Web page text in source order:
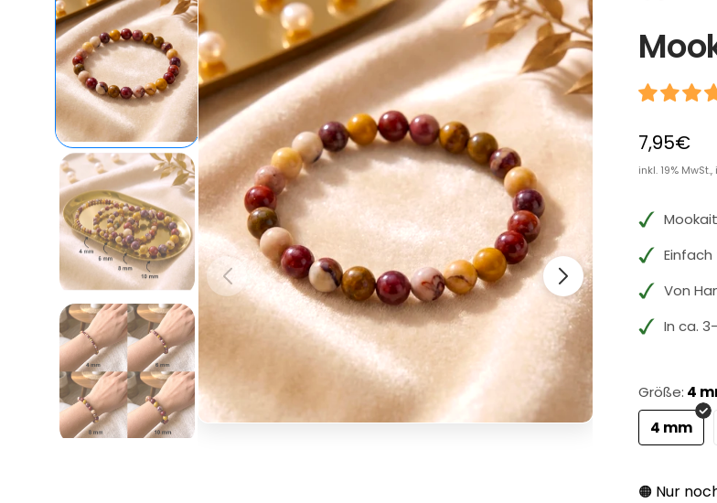
7,95€
inkl. 19% MwSt.,
Von
In ca.
Größe: 4
4 mm
🟠Nur